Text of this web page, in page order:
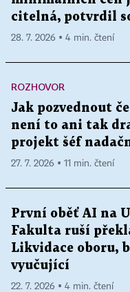
citelná, potvrdil
28. 7. 2026 ▪ 4 min. čtení
ROZHOVOR
Jak pozvednout
není to ani tak
projekt šéf
27. 7. 2026 ▪ 11 min. čtení
První oběť AI na
Fakulta ruší
Likvidace oboru,
vyučující
22. 7. 2026 ▪ 4 min. čtení